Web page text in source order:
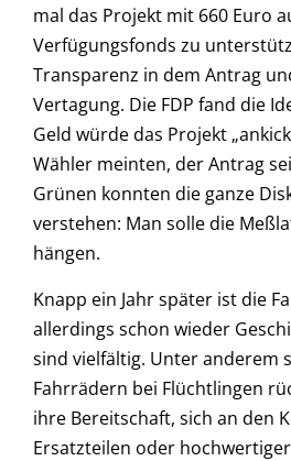
mal das Projekt mit 660 Euro
Verfügungsfonds zu
Transparenz in dem Antrag
Vertagung. Die FDP fand die
Geld würde das Projekt
Wähler meinten, der Antrag
Grünen konnten die ganze
verstehen: Man solle die
hängen.
Knapp ein Jahr später ist die
allerdings schon wieder
sind vielfältig. Unter anderem
Fahrrädern bei Flüchtlingen
ihre Bereitschaft, sich an den
Ersatzteilen oder